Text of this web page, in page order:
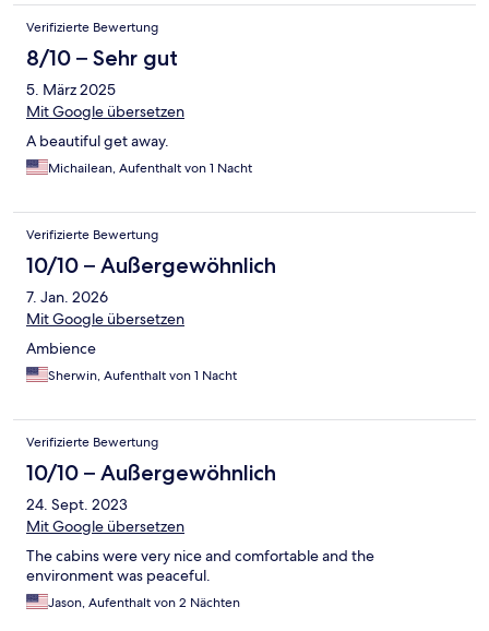
Verifizierte Bewertung
8/10 – Sehr gut
5. März 2025
Mit Google übersetzen
A beautiful get away.
Michailean, Aufenthalt von 1 Nacht
Verifizierte Bewertung
10/10 – Außergewöhnlich
7. Jan. 2026
Mit Google übersetzen
Ambience
Sherwin, Aufenthalt von 1 Nacht
Verifizierte Bewertung
10/10 – Außergewöhnlich
24. Sept. 2023
Mit Google übersetzen
The cabins were very nice and comfortable and the
environment was peaceful.
Jason, Aufenthalt von 2 Nächten